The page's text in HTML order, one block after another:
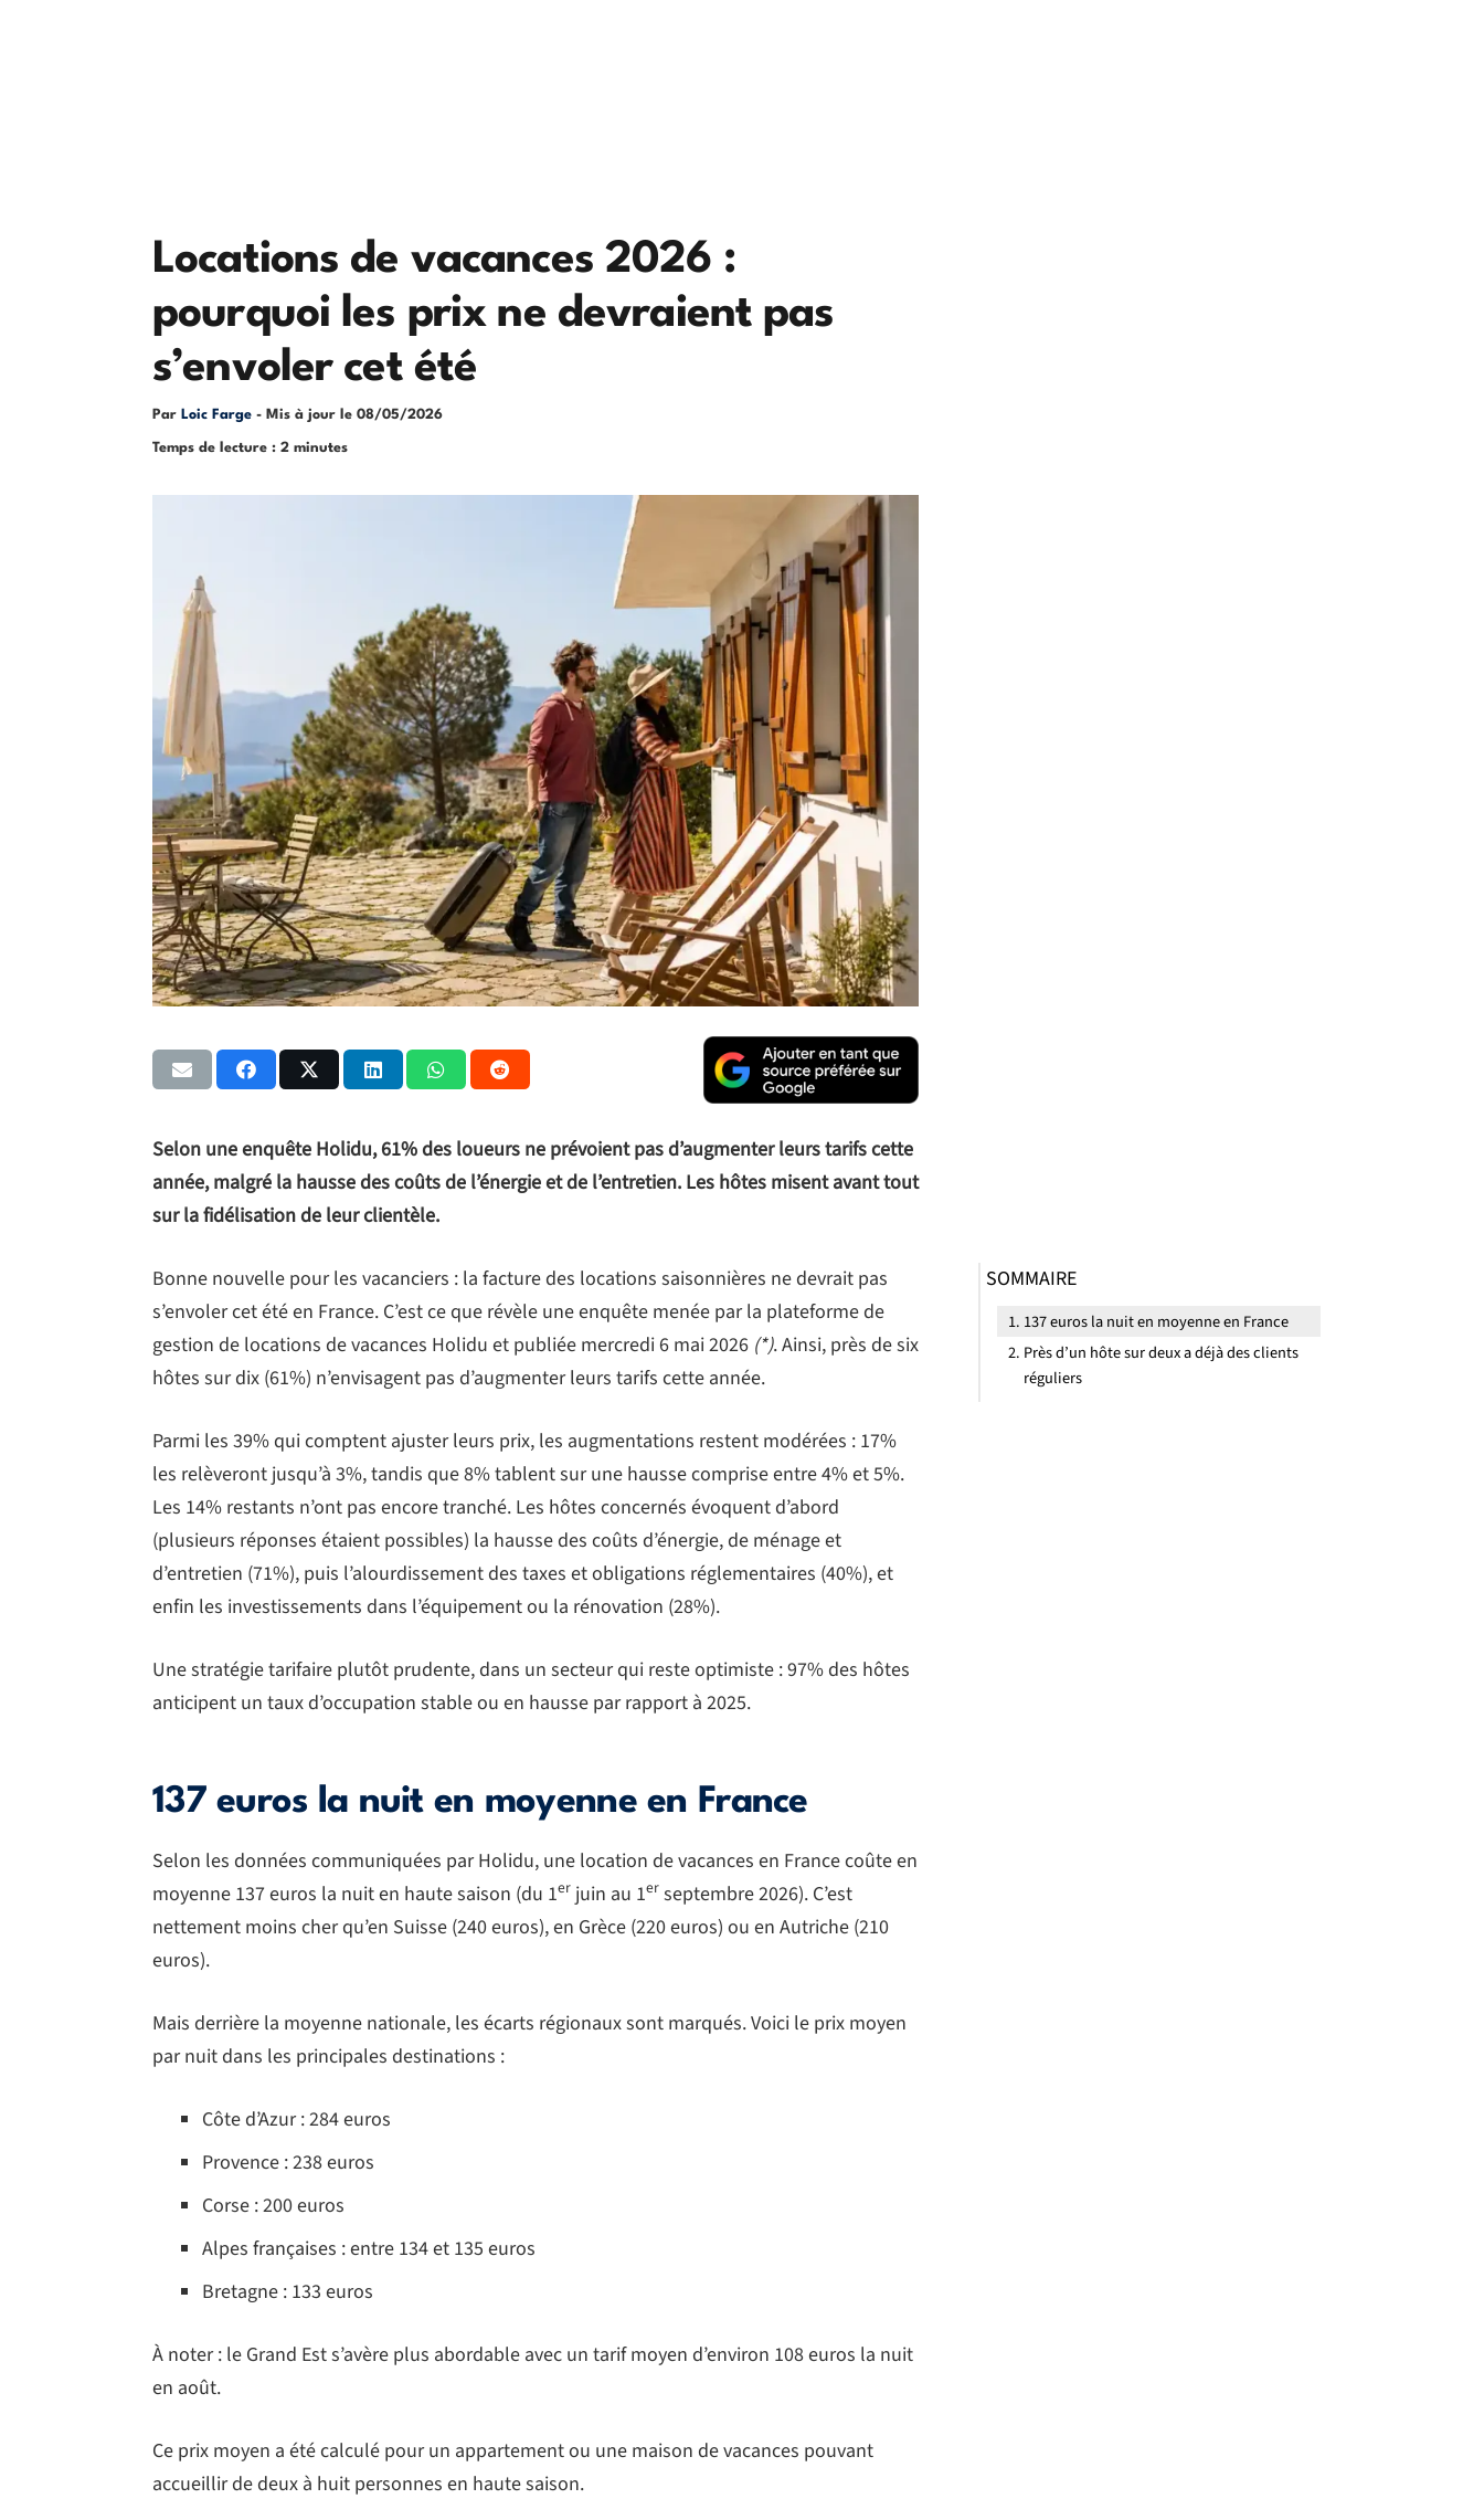
Locations de vacances 2026 :
pourquoi les prix ne devraient pas
s’envoler cet été
Par Loic Farge - Mis à jour le 08/05/2026
Temps de lecture : 2 minutes
Selon une enquête Holidu, 61% des loueurs ne prévoient pas d’augmenter leurs tarifs cette
année, malgré la hausse des coûts de l’énergie et de l’entretien. Les hôtes misent avant tout
sur la fidélisation de leur clientèle.
Bonne nouvelle pour les vacanciers : la facture des locations saisonnières ne devrait pas
s’envoler cet été en France. C’est ce que révèle une enquête menée par la plateforme de
gestion de locations de vacances Holidu et publiée mercredi 6 mai 2026 (*). Ainsi, près de six
hôtes sur dix (61%) n’envisagent pas d’augmenter leurs tarifs cette année.
Parmi les 39% qui comptent ajuster leurs prix, les augmentations restent modérées : 17%
les relèveront jusqu’à 3%, tandis que 8% tablent sur une hausse comprise entre 4% et 5%.
Les 14% restants n’ont pas encore tranché. Les hôtes concernés évoquent d’abord
(plusieurs réponses étaient possibles) la hausse des coûts d’énergie, de ménage et
d’entretien (71%), puis l’alourdissement des taxes et obligations réglementaires (40%), et
enfin les investissements dans l’équipement ou la rénovation (28%).
Une stratégie tarifaire plutôt prudente, dans un secteur qui reste optimiste : 97% des hôtes
anticipent un taux d’occupation stable ou en hausse par rapport à 2025.
137 euros la nuit en moyenne en France
Selon les données communiquées par Holidu, une location de vacances en France coûte en
moyenne 137 euros la nuit en haute saison (du 1er juin au 1er septembre 2026). C’est
nettement moins cher qu’en Suisse (240 euros), en Grèce (220 euros) ou en Autriche (210
euros).
Mais derrière la moyenne nationale, les écarts régionaux sont marqués. Voici le prix moyen
par nuit dans les principales destinations :
Côte d’Azur : 284 euros
Provence : 238 euros
Corse : 200 euros
Alpes françaises : entre 134 et 135 euros
Bretagne : 133 euros
À noter : le Grand Est s’avère plus abordable avec un tarif moyen d’environ 108 euros la nuit
en août.
Ce prix moyen a été calculé pour un appartement ou une maison de vacances pouvant
accueillir de deux à huit personnes en haute saison.
SOMMAIRE
137 euros la nuit en moyenne en France
Près d’un hôte sur deux a déjà des clients
réguliers